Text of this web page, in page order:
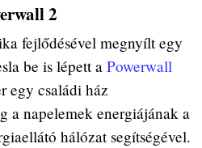
2
fejlődésével megnyílt egy
be is lépett aPowerwall
egy családi ház
a napelemek energiájának a
hálózat segítségével.